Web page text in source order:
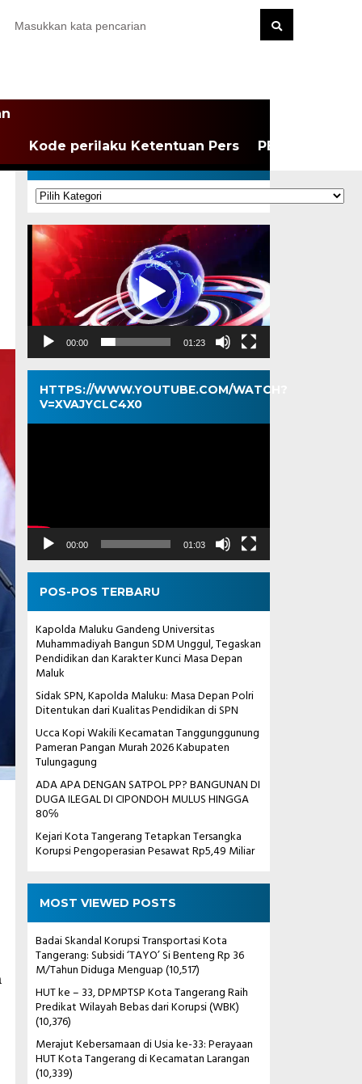
Kode perilaku Ketentuan Pers PEDOMAN
KATEGORI
Kategori
Pemutar
Video
00:00 01:23
HTTPS://WWW.YOUTUBE.COM/WATCH?
V=XVAJYCLC4X0
Pemutar
00:00 01:03
POS-POS TERBARU
Kapolda Maluku Gandeng Universitas
Muhammadiyah Bangun SDM Unggul, Tegaskan
Pendidikan dan Karakter Kunci Masa Depan
Maluk
Sidak SPN, Kapolda Maluku: Masa Depan Polri
Ditentukan dari Kualitas Pendidikan di SPN
Ucca Kopi Wakili Kecamatan Tanggunggunung
Pameran Pangan Murah 2026 Kabupaten
Tulungagung
ADA APA DENGAN SATPOL PP? BANGUNAN DI
DUGA ILEGAL DI CIPONDOH MULUS HINGGA
80℅
Kejari Kota Tangerang Tetapkan Tersangka
Korupsi Pengoperasian Pesawat Rp5,49 Miliar
MOST VIEWED POSTS
Badai Skandal Korupsi Transportasi Kota
Tangerang: Subsidi ‘TAYO’ Si Benteng Rp 36
M/Tahun Diduga Menguap(10,517)
HUT ke – 33, DPMPTSP Kota Tangerang Raih
Predikat Wilayah Bebas dari Korupsi (WBK)
(10,376)
Merajut Kebersamaan di Usia ke-33: Perayaan
HUT Kota Tangerang di Kecamatan Larangan
(10,339)